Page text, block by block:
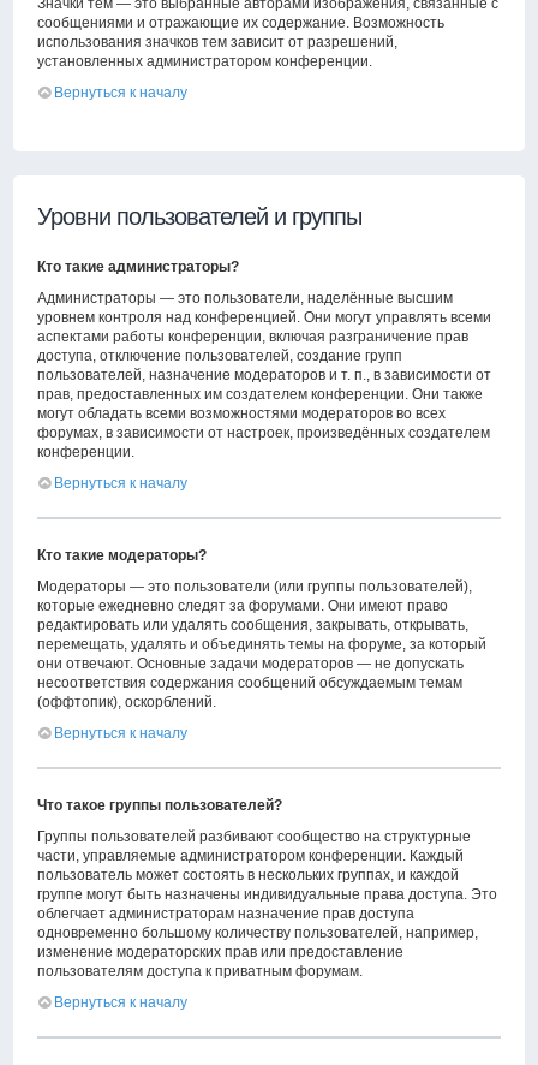
Значки тем — это выбранные авторами изображения, связанные с
сообщениями и отражающие их содержание. Возможность
использования значков тем зависит от разрешений,
установленных администратором конференции.
Вернуться к началу
Уровни пользователей и группы
Кто такие администраторы?
Администраторы — это пользователи, наделённые высшим
уровнем контроля над конференцией. Они могут управлять всеми
аспектами работы конференции, включая разграничение прав
доступа, отключение пользователей, создание групп
пользователей, назначение модераторов и т. п., в зависимости от
прав, предоставленных им создателем конференции. Они также
могут обладать всеми возможностями модераторов во всех
форумах, в зависимости от настроек, произведённых создателем
конференции.
Вернуться к началу
Кто такие модераторы?
Модераторы — это пользователи (или группы пользователей),
которые ежедневно следят за форумами. Они имеют право
редактировать или удалять сообщения, закрывать, открывать,
перемещать, удалять и объединять темы на форуме, за который
они отвечают. Основные задачи модераторов — не допускать
несоответствия содержания сообщений обсуждаемым темам
(оффтопик), оскорблений.
Вернуться к началу
Что такое группы пользователей?
Группы пользователей разбивают сообщество на структурные
части, управляемые администратором конференции. Каждый
пользователь может состоять в нескольких группах, и каждой
группе могут быть назначены индивидуальные права доступа. Это
облегчает администраторам назначение прав доступа
одновременно большому количеству пользователей, например,
изменение модераторских прав или предоставление
пользователям доступа к приватным форумам.
Вернуться к началу